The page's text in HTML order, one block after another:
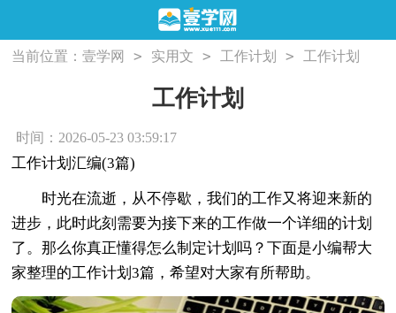
当前位置：壹学网 > 实用文 > 工作计划 > 工作计划
工作计划
时间：2026-05-23 03:59:17
工作计划汇编(3篇)
时光在流逝，从不停歇，我们的工作又将迎来新的
进步，此时此刻需要为接下来的工作做一个详细的计划
了。那么你真正懂得怎么制定计划吗？下面是小编帮大
家整理的工作计划3篇，希望对大家有所帮助。